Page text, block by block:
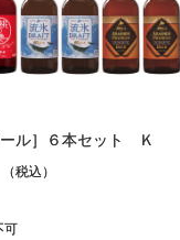
ール］６本セット Ｋ
（税込）
可